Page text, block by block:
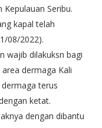
Seribu.
kapal telah
08/2022).
wajib dilakuksn bagi
dermaga Kali
terus
ketat.
dengan dibantu